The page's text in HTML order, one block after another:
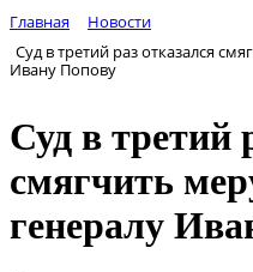
Главная
Новости
Суд в третий раз отказался
Ивану Попову
Суд в третий
смягчить
генералу